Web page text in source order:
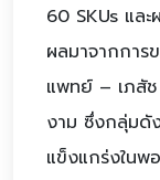
60 SKUs แล
ผลมาจากการ
แพทย์ – เภสั
งาม ซึ่งกลุ่มดั
แข็งแกร่งในพ